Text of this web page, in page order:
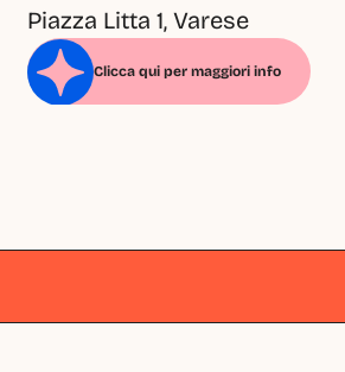
Piazza Litta 1, Varese
Clicca qui per maggiori info